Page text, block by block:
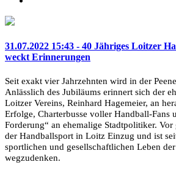
31.07.2022 15:43 - 40 Jähriges Loitzer
weckt Erinnerungen
Seit exakt vier Jahrzehnten wird in der
Anlässlich des Jubiläums erinnert sich der
Loitzer Vereins, Reinhard Hagemeier, an
Erfolge, Charterbusse voller Handball-Fans
Forderung“ an ehemalige Stadtpolitiker.
der Handballsport in Loitz Einzug und ist
sportlichen und gesellschaftlichen Leben
wegzudenken.